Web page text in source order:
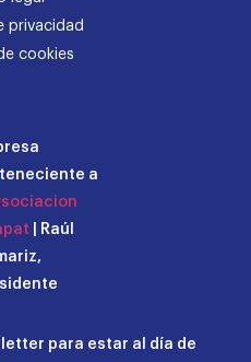
privacidad
cookies
a
| Raúl
para estar al día de